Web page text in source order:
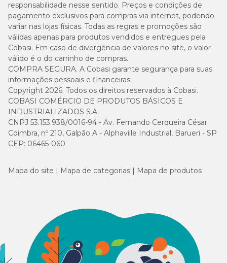
responsabilidade nesse sentido. Preços e condições de
pagamento exclusivos para compras via internet, podendo
variar nas lojas físicas. Todas as regras e promoções são
válidas apenas para produtos vendidos e entregues pela
Cobasi. Em caso de divergência de valores no site, o valor
válido é o do carrinho de compras.
COMPRA SEGURA. A Cobasi garante segurança para suas
informações pessoais e financeiras.
Copyright 2026. Todos os direitos reservados à Cobasi.
COBASI COMÉRCIO DE PRODUTOS BÁSICOS E
INDUSTRIALIZADOS S.A.
CNPJ 53.153.938/0016-94 - Av. Fernando Cerqueira César
Coimbra, nº 210, Galpão A - Alphaville Industrial, Barueri - SP
CEP: 06465-060
Mapa do site Mapa de categorias Mapa de produtos